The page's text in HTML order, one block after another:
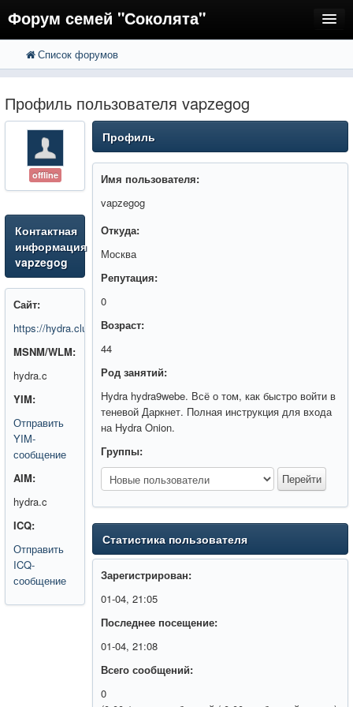
Форум семей "Соколята"
FAQ
Регистрация
Вход
Список форумов
Профиль пользователя vapzegog
offline
Контактная
информация
vapzegog
Сайт:
https://hydra.clubbioknikokexonion.com/
MSNM/WLM:
hydra.c
YIM:
Отправить
YIM-
сообщение
AIM:
hydra.c
ICQ:
Отправить
ICQ-
сообщение
Профиль
Имя пользователя:
vapzegog
Откуда:
Москва
Репутация:
0
Возраст:
44
Род занятий:
Hydra hydra9webe. Всё о том, как быстро войти в
теневой Даркнет. Полная инструкция для входа
на Hydra Onion.
Группы:
Статистика пользователя
Зарегистрирован:
01-04, 21:05
Последнее посещение:
01-04, 21:08
Всего сообщений:
0